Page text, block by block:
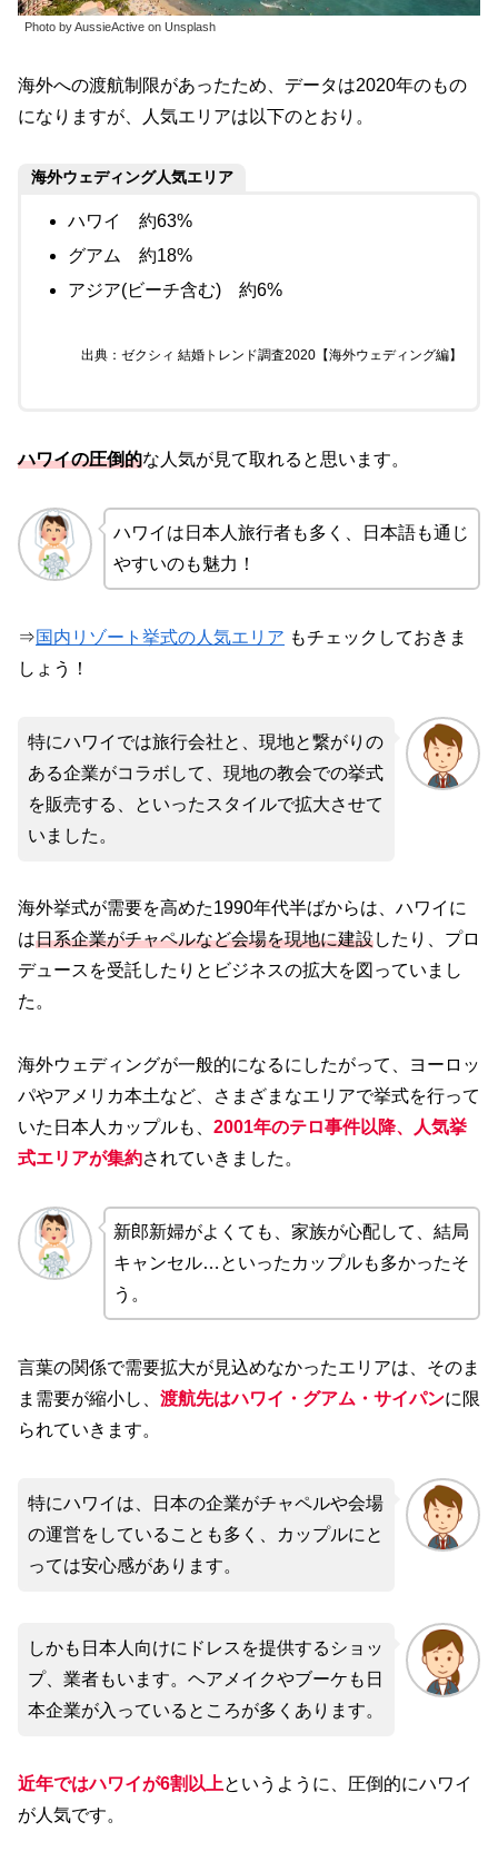
Photo by AussieActive on Unsplash
海外への渡航制限があったため、データは2020年のもの
になりますが、人気エリアは以下のとおり。
海外ウェディング人気エリア
ハワイ 約63%
グアム 約18%
アジア(ビーチ含む) 約6%
出典：ゼクシィ 結婚トレンド調査2020【海外ウェディング編】
ハワイの圧倒的な人気が見て取れると思います。
ハワイは日本人旅行者も多く、日本語も通じ
やすいのも魅力！
⇒国内リゾート挙式の人気エリア もチェックしておきま
しょう！
特にハワイでは旅行会社と、現地と繋がりの
ある企業がコラボして、現地の教会での挙式
を販売する、といったスタイルで拡大させて
いました。
海外挙式が需要を高めた1990年代半ばからは、ハワイに
は日系企業がチャペルなど会場を現地に建設したり、プロ
デュースを受託したりとビジネスの拡大を図っていまし
た。
海外ウェディングが一般的になるにしたがって、ヨーロッ
パやアメリカ本土など、さまざまなエリアで挙式を行って
いた日本人カップルも、 2001年のテロ事件以降、人気挙
式エリアが集約されていきました。
新郎新婦がよくても、家族が心配して、結局
キャンセル…といったカップルも多かったそ
う。
言葉の関係で需要拡大が見込めなかったエリアは、そのま
ま需要が縮小し、 渡航先はハワイ・グアム・サイパンに限
られていきます。
特にハワイは、日本の企業がチャペルや会場
の運営をしていることも多く、カップルにと
っては安心感があります。
しかも日本人向けにドレスを提供するショッ
プ、業者もいます。ヘアメイクやブーケも日
本企業が入っているところが多くあります。
近年ではハワイが6割以上というように、圧倒的にハワイ
が人気です。